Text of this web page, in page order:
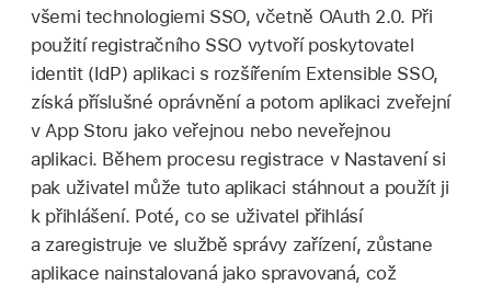
všemi technologiemi SSO, včetně OAuth 2.0. Při
použití registračního SSO vytvoří poskytovatel
identit (IdP) aplikaci s rozšířením Extensible SSO,
získá příslušné oprávnění a potom aplikaci zveřejní
v App Storu jako veřejnou nebo neveřejnou
aplikaci. Během procesu registrace v Nastavení si
pak uživatel může tuto aplikaci stáhnout a použít ji
k přihlášení. Poté, co se uživatel přihlásí
a zaregistruje ve službě správy zařízení, zůstane
aplikace nainstalovaná jako spravovaná, což